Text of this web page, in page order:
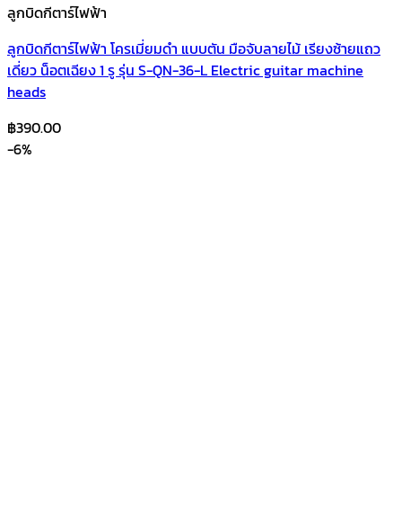
ลูกบิดกีตาร์ไฟฟ้า
ลูกบิดกีตาร์ไฟฟ้า โครเมี่ยมดำ แบบตัน มือจับลายไม้ เรียงซ้ายแถว
เดี่ยว น็อตเฉียง 1 รู รุ่น S-QN-36-L Electric guitar machine
heads
฿390.00
-6%